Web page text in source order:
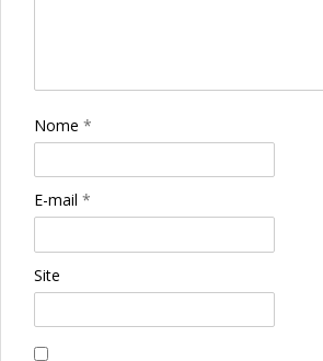
Nome *
E-mail *
Site